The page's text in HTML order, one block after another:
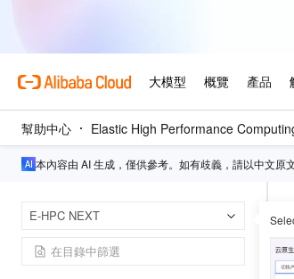
幫助中心 Elastic High Performance
本內容由 AI 生成，僅供參考。如有歧義，請以中文原文
E-HPC NEXT